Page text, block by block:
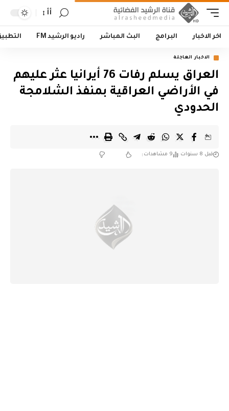
أأ
اخر الاخبار البرامج البث المباشر راديو الرشيد FM
الاخبار العاجلة
العراق يسلم رفات 76 أيرانيا عثر عليهم
في الأراضي العراقية بمنفذ الشلامجة
الحدودي
قبل 8 سنوات 9 مشاهدات